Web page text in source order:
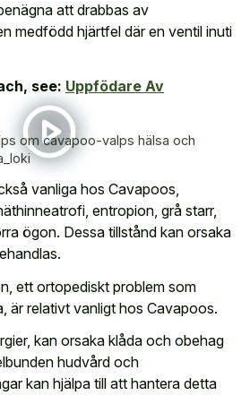
att drabbas av
medfödd hjärtfel där en ventil inuti
see: Uppfödare Av
om cavapoo-valps hälsa och
vanliga hos Cavapoos,
entropion, grå starr,
ögon. Dessa tillstånd kan orsaka
ett ortopediskt problem som
är relativt vanligt hos Cavapoos.
kan orsaka klåda och obehag
hudvård och
kan hjälpa till att hantera detta